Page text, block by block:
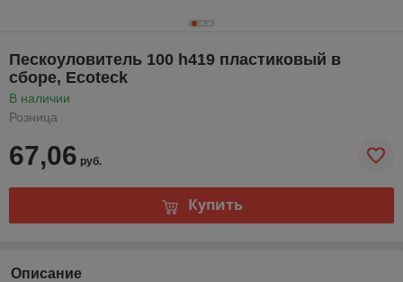
Пескоуловитель 100 h419 пластиковый в
сборе, Ecoteck
В наличии
Розница
67,06 руб.
Купить
Описание